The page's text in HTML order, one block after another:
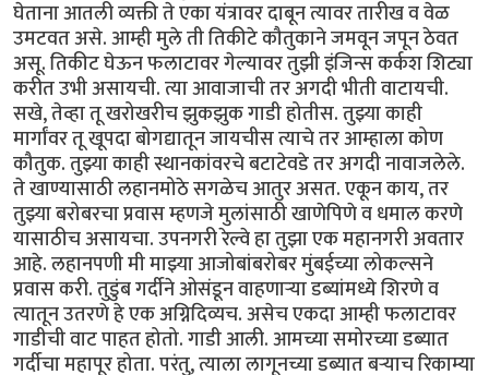
घेताना आतली व्यक्ती ते एका यंत्रावर दाबून त्यावर तारीख व वेळ
उमटवत असे. आम्ही मुले ती तिकीटे कौतुकाने जमवून जपून ठेवत
असू. तिकीट घेऊन फलाटावर गेल्यावर तुझी इंजिन्स कर्कश शिट्या
करीत उभी असायची. त्या आवाजाची तर अगदी भीती वाटायची.
सखे, तेव्हा तू खरोखरीच झुकझुक गाडी होतीस. तुझ्या काही
मार्गांवर तू खूपदा बोगद्यातून जायचीस त्याचे तर आम्हाला कोण
कौतुक. तुझ्या काही स्थानकांवरचे बटाटेवडे तर अगदी नावाजलेले.
ते खाण्यासाठी लहानमोठे सगळेच आतुर असत. एकून काय, तर
तुझ्या बरोबरचा प्रवास म्हणजे मुलांसाठी खाणेपिणे व धमाल करणे
यासाठीच असायचा. उपनगरी रेल्वे हा तुझा एक महानगरी अवतार
आहे. लहानपणी मी माझ्या आजोबांबरोबर मुंबईच्या लोकल्सने
प्रवास करी. तुडुंब गर्दीने ओसंडून वाहणाऱ्या डब्यांमध्ये शिरणे व
त्यातून उतरणे हे एक अग्निदिव्यच. असेच एकदा आम्ही फलाटावर
गाडीची वाट पाहत होतो. गाडी आली. आमच्या समोरच्या डब्यात
गर्दीचा महापूर होता. परंतु, त्याला लागूनच्या डब्यात बऱ्याच रिकाम्या